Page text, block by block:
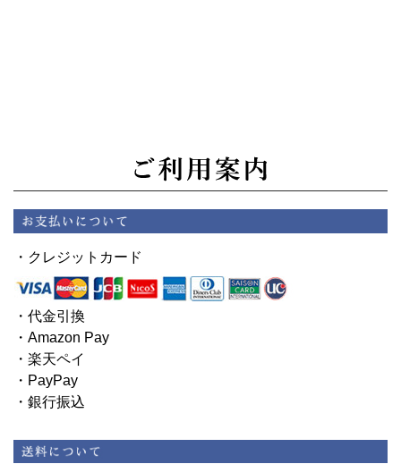
・クレジットカード
・代金引換
・Amazon Pay
・楽天ペイ
・PayPay
・銀行振込